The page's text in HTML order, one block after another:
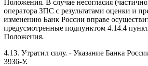
Положения. В случае несогласия
оператора ЗПС с результатами оценки и
изменению Банк России вправе
предусмотренные подпунктом 4.14.4
Положения.
4.13. Утратил силу. - Указание Банка
3936-У.